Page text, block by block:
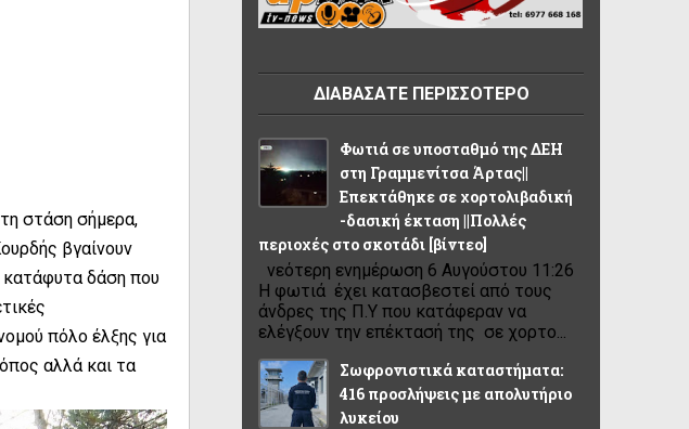
στάση σήμερα,
βγαίνουν
κατάφυτα δάση που
πόλο έλξης για
αλλά και τα
ΔΙΑΒΑΣΑΤΕ ΠΕΡΙΣΣΟΤΕΡΟ
Φωτιά σε υποσταθμό της ΔΕΗ
στη Γραμμενίτσα Άρτας||
Επεκτάθηκε σε χορτολιβαδική
-δασική έκταση ||Πολλές
περιοχές στο σκοτάδι [βίντεο]
νεότερη ενημέρωση 6 Αυγούστου 11:26
Η φωτιά έχει κατασβεστεί από τους
άνδρες της Π.Υ που κατάφεραν να
ελέγξουν την επέκτασή της σε χορτο...
Σωφρονιστικά καταστήματα:
416 προσλήψεις με απολυτήριο
λυκείου